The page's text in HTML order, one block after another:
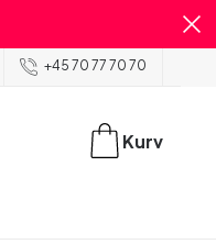
+45 70 77 70 70
Kurv